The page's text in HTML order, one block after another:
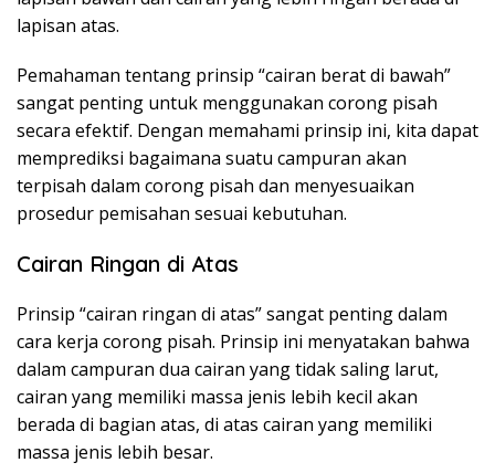
lapisan atas.
Pemahaman tentang prinsip “cairan berat di bawah”
sangat penting untuk menggunakan corong pisah
secara efektif. Dengan memahami prinsip ini, kita dapat
memprediksi bagaimana suatu campuran akan
terpisah dalam corong pisah dan menyesuaikan
prosedur pemisahan sesuai kebutuhan.
Cairan Ringan di Atas
Prinsip “cairan ringan di atas” sangat penting dalam
cara kerja corong pisah. Prinsip ini menyatakan bahwa
dalam campuran dua cairan yang tidak saling larut,
cairan yang memiliki massa jenis lebih kecil akan
berada di bagian atas, di atas cairan yang memiliki
massa jenis lebih besar.